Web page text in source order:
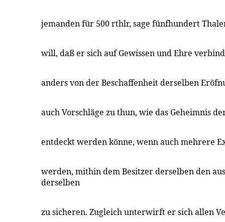
jemanden für 500 rthlr, sage fünfhundert
will, daß er sich auf Gewissen und Ehre
anders von der Beschaffenheit derselben
auch Vorschläge zu thun, wie das Geheimnis
entdeckt werden könne, wenn auch mehrere
werden, mithin dem Besitzer derselben den
derselben
zu sicheren. Zugleich unterwirft er sich allen